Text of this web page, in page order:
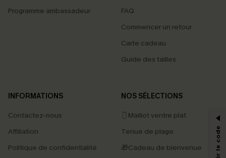
Programme ambassadeur
FAQ
Commencer un retour
Carte cadeau
Guide des tailles
INFORMATIONS
Contactez-nous
Affiliation
Politique de confidentialité
NOS SÉLECTIONS
🩱Maillot ventre plat
Tenue de plage
🎁Cadeau de bienvenue
PROFITEZ DE -15%
-15% dès 2 Achetés par E-mail
*Un code par commande, valable une seule fois.